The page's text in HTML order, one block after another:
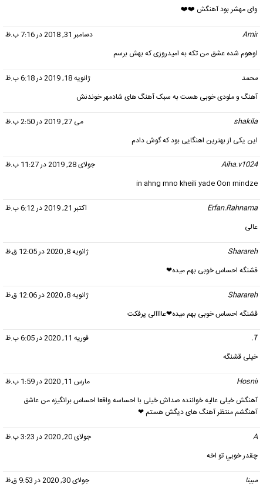
وای مهشر بود آهنگش ❤️❤️
Amir
دسامبر 31, 2018 در 7:16 ب.ظ
اوهوم شده عشق من تکه به امیدروزی که بهش برسم
محمد
ژانویه 18, 2019 در 6:18 ب.ظ
آهنگ و ملودی خوبی هست به سبک آهنگ های شادمهر خوندنش
shakila
می 27, 2019 در 2:50 ب.ظ
این یکی از بهترین اهنگایی بود که گوش دادم
Aiha.v1024
جولای 28, 2019 در 11:27 ب.ظ
in ahng mno kheili yade Oon mindze
Erfan.Rahnama
اکتبر 21, 2019 در 6:12 ب.ظ
عالی
Sharareh
ژانویه 8, 2020 در 12:05 ق.ظ
قشنگه احساس خوبی بهم میده❤
Sharareh
ژانویه 8, 2020 در 12:06 ق.ظ
قشنگه احساس خوبی بهم میده❤عاااالی پرفکت
T.
فوریه 11, 2020 در 6:05 ب.ظ
خیلی قشنگه
Hosnii
مارس 11, 2020 در 1:59 ب.ظ
آهنگش خیلی عالیه خواننده صداش خیلی با احساسه واقعا احساس برانگیزه من عاشق
آهنگشم منتظر آهنگ های دیگش هستم ❤
A
جولای 20, 2020 در 3:23 ب.ظ
چقدر خوبي تو اخه
مبینا
جولای 30, 2020 در 9:53 ق.ظ